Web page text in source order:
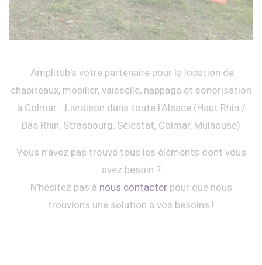
Amplitub's votre partenaire pour la location de
chapiteaux, mobilier, vaisselle, nappage et sonorisation
à Colmar - Livraison dans toute l'Alsace (Haut Rhin /
Bas Rhin, Strasbourg, Sélestat, Colmar, Mulhouse)
Vous n'avez pas trouvé tous les éléments dont vous
avez besoin ?
N'hésitez pas à nous contacterpour que nous
trouvions une solution à vos besoins !